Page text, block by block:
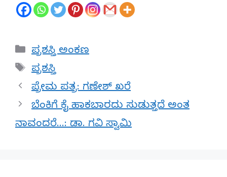
Categories
ಪ್ರಶಸ್ತಿ ಅಂಕಣ
Tags
ಪ್ರಶಸ್ತಿ
ಪ್ರೇಮ ಪತ್ರ: ಗಣೇಶ್ ಖರೆ
ಬೆಂಕಿಗೆ ಕೈ ಹಾಕಬಾರದು ಸುಡುತ್ತದೆ ಅಂತ
ನಾವಂದರೆ…: ಡಾ. ಗವಿ ಸ್ವಾಮಿ